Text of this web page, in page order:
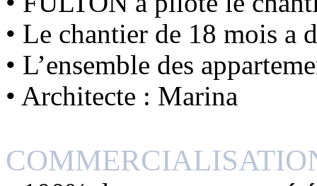
• Le chantier de 18 mois a
• L’ensemble des
• Architecte : Marina